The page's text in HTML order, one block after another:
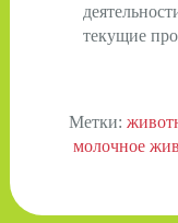
текущие
Метки:
молочное